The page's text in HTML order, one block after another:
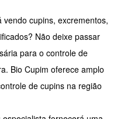
vendo cupins, excrementos,
Não deixe passar
para o controle de
Bio Cupim oferece amplo
de cupins na região